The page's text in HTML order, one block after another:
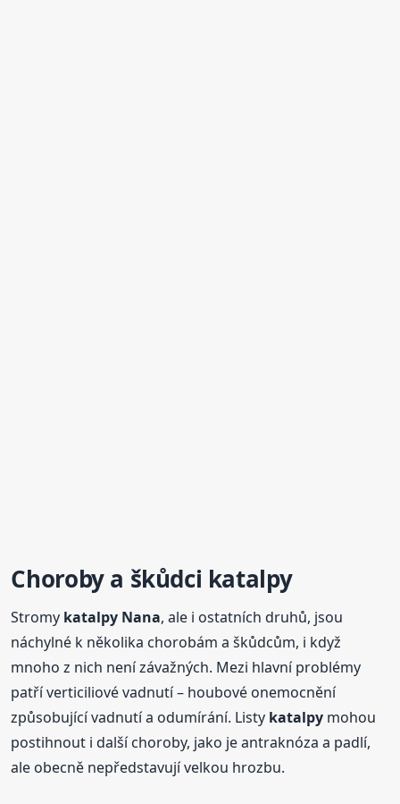
Choroby a škůdci katalpy
Stromy katalpy Nana, ale i ostatních druhů, jsou
náchylné k několika chorobám a škůdcům, i když
mnoho z nich není závažných. Mezi hlavní problémy
patří verticiliové vadnutí – houbové onemocnění
způsobující vadnutí a odumírání. Listy katalpy mohou
postihnout i další choroby, jako je antraknóza a padlí,
ale obecně nepředstavují velkou hrozbu.